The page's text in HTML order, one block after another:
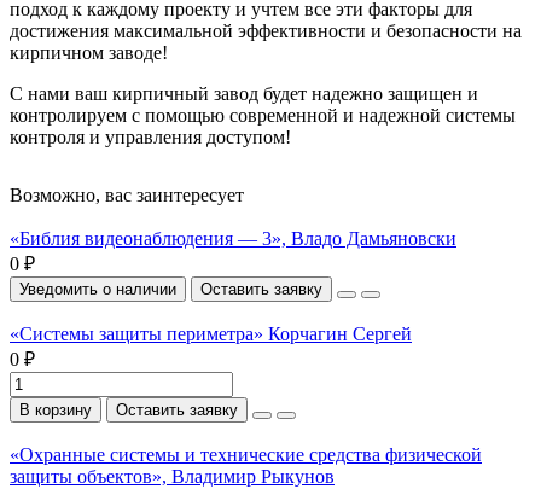
подход к каждому проекту и учтем все эти факторы для
достижения максимальной эффективности и безопасности на
кирпичном заводе!
С нами ваш кирпичный завод будет надежно защищен и
контролируем с помощью современной и надежной системы
контроля и управления доступом!
Возможно, вас заинтересует
«Библия видеонаблюдения — 3», Владо Дамьяновски
0 ₽
Уведомить о наличии Оставить заявку
«Системы защиты периметра» Корчагин Сергей
0 ₽
В корзину Оставить заявку
«Охранные системы и технические средства физической
защиты объектов», Владимир Рыкунов